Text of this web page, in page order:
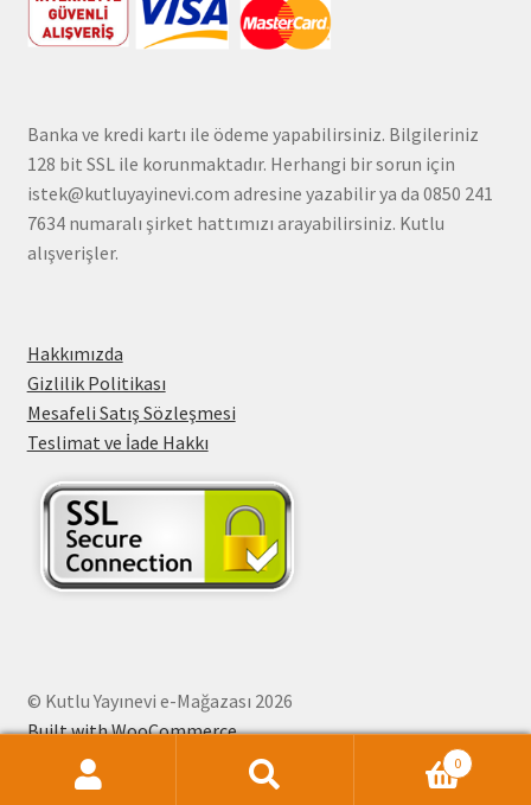
Banka ve kredi kartı ile ödeme yapabilirsiniz. Bilgileriniz
128 bit SSL ile korunmaktadır. Herhangi bir sorun için
istek@kutluyayinevi.com adresine yazabilir ya da 0850 241
7634 numaralı şirket hattımızı arayabilirsiniz. Kutlu
alışverişler.
Hakkımızda
Gizlilik Politikası
Mesafeli Satış Sözleşmesi
Teslimat ve İade Hakkı
© Kutlu Yayınevi e-Mağazası 2026
Built with WooCommerce.
0